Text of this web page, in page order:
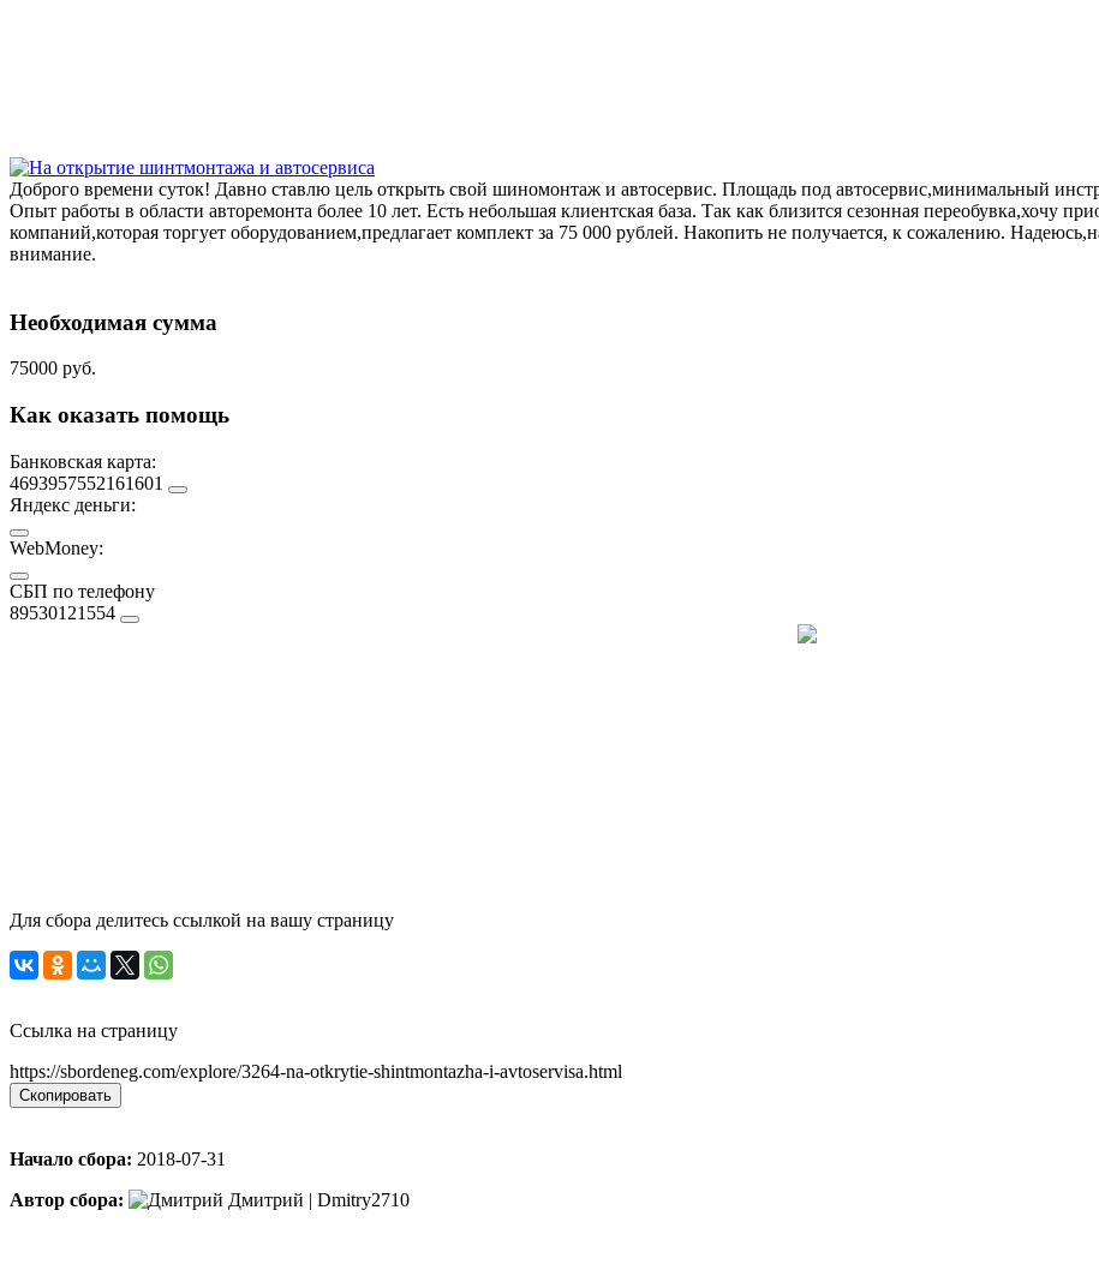
Доброго времени суток! Давно ставлю цель открыть свой шиномонтаж и автосервис. Площадь под автосервис,минимальный
Опыт работы в области авторемонта более 10 лет. Есть небольшая клиентская база. Так как близится сезонная переобувка,хочу
компаний,которая торгует оборудованием,предлагает комплект за 75 000 рублей. Накопить не получается, к сожалению.
внимание.
Необходимая сумма
75000 руб.
Как оказать помощь
Банковская карта:
4693957552161601
Яндекс деньги:
WebMoney:
СБП по телефону
89530121554
Для сбора делитесь ссылкой на вашу страницу
Ссылка на страницу
https://sbordeneg.com/explore/3264-na-otkrytie-shintmontazha-i-avtoservisa.html
Скопировать
Начало сбора: 2018-07-31
Автор сбора:
Дмитрий | Dmitry2710